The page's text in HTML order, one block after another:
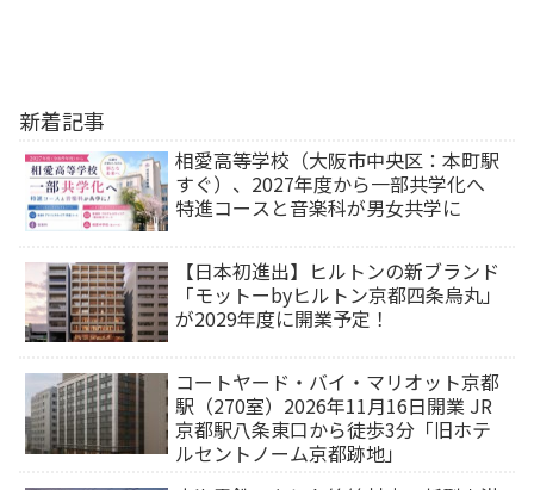
新着記事
相愛高等学校（大阪市中央区：本町駅
すぐ）、2027年度から一部共学化へ
特進コースと音楽科が男女共学に
【日本初進出】ヒルトンの新ブランド
「モットーbyヒルトン京都四条烏丸」
が2029年度に開業予定！
コートヤード・バイ・マリオット京都
駅（270室）2026年11月16日開業 JR
京都駅八条東口から徒歩3分「旧ホテ
ルセントノーム京都跡地」